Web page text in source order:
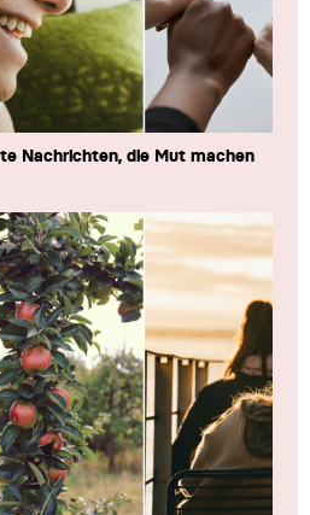
Nachrichten, die Mut machen